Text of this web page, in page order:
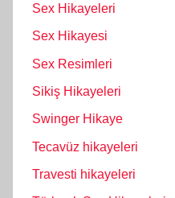
Sex Hikayeleri
Sex Hikayesi
Sex Resimleri
Sikiş Hikayeleri
Swinger Hikaye
Tecavüz hikayeleri
Travesti hikayeleri